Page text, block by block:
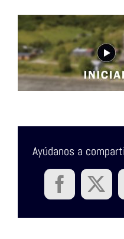
Ayúdanos a